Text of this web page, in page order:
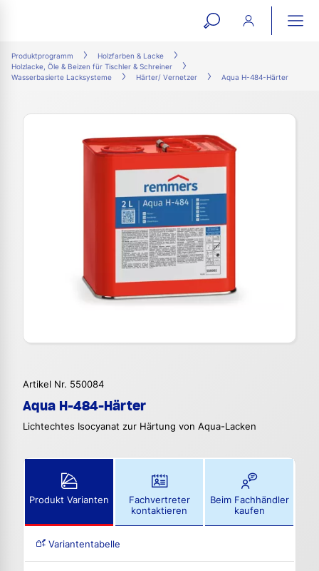
open
form
Produktprogramm
Holzfarben & Lacke
Holzlacke, Öle & Beizen für Tischler & Schreiner
Wasserbasierte Lacksysteme
Härter/ Vernetzer Aqua H-484-Härter
Artikel Nr. 550084
Aqua H-484-Härter
Lichtechtes Isocyanat zur Härtung von Aqua-Lacken
Produkt Varianten
Fachvertreter
kontaktieren
Beim Fachhändler
kaufen
Variantentabelle